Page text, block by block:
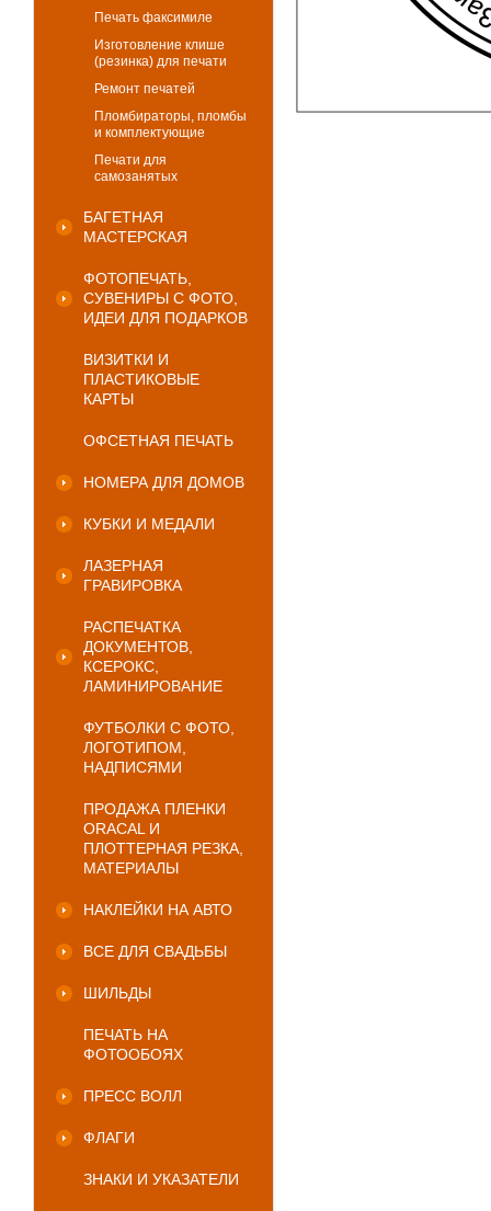
Печать факсимиле
Изготовление клише
(резинка) для печати
Ремонт печатей
Пломбираторы, пломбы
и комплектующие
Печати для
самозанятых
БАГЕТНАЯ
МАСТЕРСКАЯ
ФОТОПЕЧАТЬ,
СУВЕНИРЫ С ФОТО,
ИДЕИ ДЛЯ ПОДАРКОВ
ВИЗИТКИ И
ПЛАСТИКОВЫЕ
КАРТЫ
ОФСЕТНАЯ ПЕЧАТЬ
НОМЕРА ДЛЯ ДОМОВ
КУБКИ И МЕДАЛИ
ЛАЗЕРНАЯ
ГРАВИРОВКА
РАСПЕЧАТКА
ДОКУМЕНТОВ,
КСЕРОКС,
ЛАМИНИРОВАНИЕ
ФУТБОЛКИ С ФОТО,
ЛОГОТИПОМ,
НАДПИСЯМИ
ПРОДАЖА ПЛЕНКИ
ORACAL И
ПЛОТТЕРНАЯ РЕЗКА,
МАТЕРИАЛЫ
НАКЛЕЙКИ НА АВТО
ВСЕ ДЛЯ СВАДЬБЫ
ШИЛЬДЫ
ПЕЧАТЬ НА
ФОТООБОЯХ
ПРЕСС ВОЛЛ
ФЛАГИ
ЗНАКИ И УКАЗАТЕЛИ